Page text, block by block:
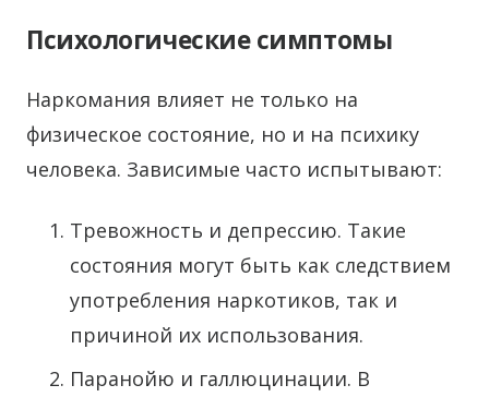
Психологические симптомы
Наркомания влияет не только на
физическое состояние, но и на психику
человека. Зависимые часто испытывают:
Тревожность и депрессию. Такие
состояния могут быть как следствием
употребления наркотиков, так и
причиной их использования.
Паранойю и галлюцинации. В